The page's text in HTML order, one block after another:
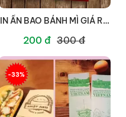
IN ẤN BAO BÁNH MÌ GIÁ RẺ
200 đ 300 đ
-33%